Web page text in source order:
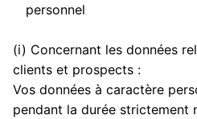
personnel
(i) Concernant les données
clients et prospects :
Vos données à caractère
pendant la durée strictement